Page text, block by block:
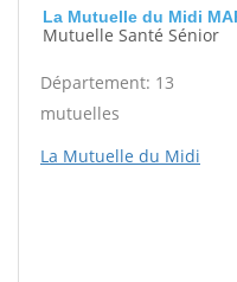
La Mutuelle du Midi
Mutuelle Santé Sénior
Département: 13
mutuelles
La Mutuelle du Midi